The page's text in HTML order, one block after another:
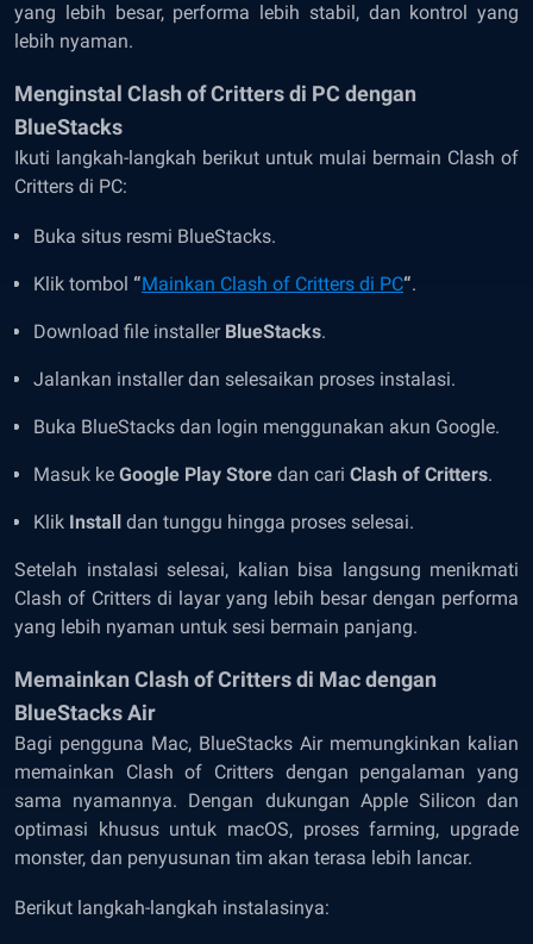
yang lebih besar, performa lebih stabil, dan kontrol yang
lebih nyaman.
Menginstal Clash of Critters di PC dengan
BlueStacks
Ikuti langkah-langkah berikut untuk mulai bermain Clash of
Critters di PC:
Buka situs resmi BlueStacks.
Klik tombol “Mainkan Clash of Critters di PC“.
Download file installer BlueStacks.
Jalankan installer dan selesaikan proses instalasi.
Buka BlueStacks dan login menggunakan akun Google.
Masuk ke Google Play Store dan cari Clash of Critters.
Klik Install dan tunggu hingga proses selesai.
Setelah instalasi selesai, kalian bisa langsung menikmati
Clash of Critters di layar yang lebih besar dengan performa
yang lebih nyaman untuk sesi bermain panjang.
Memainkan Clash of Critters di Mac dengan
BlueStacks Air
Bagi pengguna Mac, BlueStacks Air memungkinkan kalian
memainkan Clash of Critters dengan pengalaman yang
sama nyamannya. Dengan dukungan Apple Silicon dan
optimasi khusus untuk macOS, proses farming, upgrade
monster, dan penyusunan tim akan terasa lebih lancar.
Berikut langkah-langkah instalasinya: